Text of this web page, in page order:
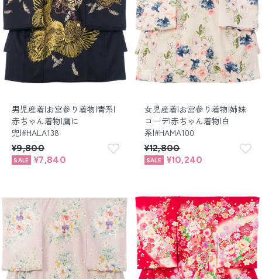
男児産着|お宮参り着物|青系|
赤ちゃん着物|鷹に
兜|#HALA138
¥9,800
¥7,840
女児産着|お宮参り着物|姉妹
コーデ|赤ちゃん着物|白
系|#HAMA100
¥12,800
¥10,240